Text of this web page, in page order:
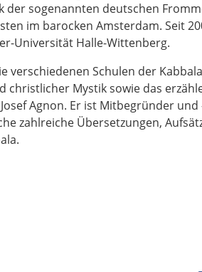
sogenannten deutschen
im barocken Amsterdam. Seit
Universität Halle-Wittenberg.
verschiedenen Schulen der
christlicher Mystik sowie das
Agnon. Er ist Mitbegründer
zahlreiche Übersetzungen,